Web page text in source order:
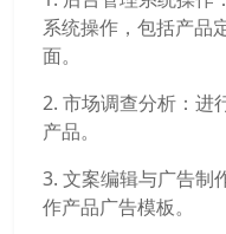
系统操作，包括产品
面。
2. 市场调查分析：进
产品。
3. 文案编辑与广告制
作产品广告模板。